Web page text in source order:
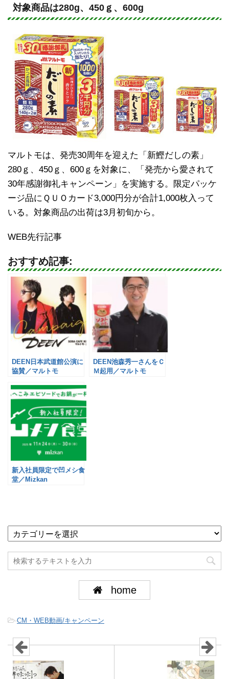
e
c
e
b
o
o
k
対象商品は280g、450ｇ、600g
マルトモは、発売30周年を迎えた「新鰹だしの素」
280ｇ、450ｇ、600ｇを対象に、「発売から愛されて
30年感謝御礼キャンペーン」を実施する。限定パッケ
ージ品にＱＵＯカード3,000円分が合計1,000枚入って
いる。対象商品の出荷は3月初旬から。
WEB先行記事
おすすめ記事:
DEEN日本武道館公演に
協賛／マルトモ
DEEN池森秀一さんをＣ
Ｍ起用／マルトモ
新入社員限定で凹メシ食
堂／Mizkan
home
-CM・WEB動画/キャンペーン